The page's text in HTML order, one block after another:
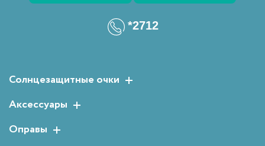
*2712
Солнцезащитные очки
Детские солнцезащитные очки
Аксессуары
Оправы